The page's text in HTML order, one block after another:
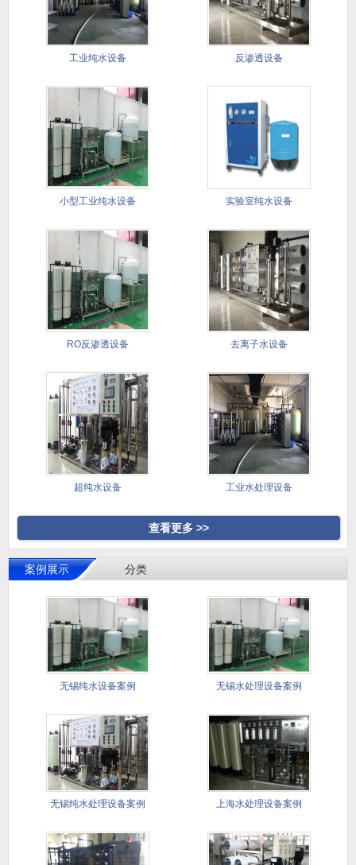
工业纯水设备 反渗透设备
小型工业纯水设备 实验室纯水设备
RO反渗透设备 去离子水设备
超纯水设备 工业水处理设备
查看更多 >>
案例展示 分类
无锡纯水设备案例 无锡水处理设备案例
无锡纯水处理设备案例 上海水处理设备案例